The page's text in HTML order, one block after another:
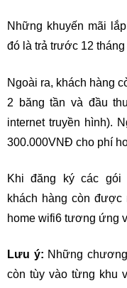
Những khuyến mãi
đó là trả trước 12
Ngoài ra, khách hàng
2 băng tần và đầu
internet truyền hình).
300.000VNĐ cho phí
Khi đăng ký các gói
khách hàng còn được
home wifi6 tương ứng
Lưu ý: Những
còn tùy vào từng khu